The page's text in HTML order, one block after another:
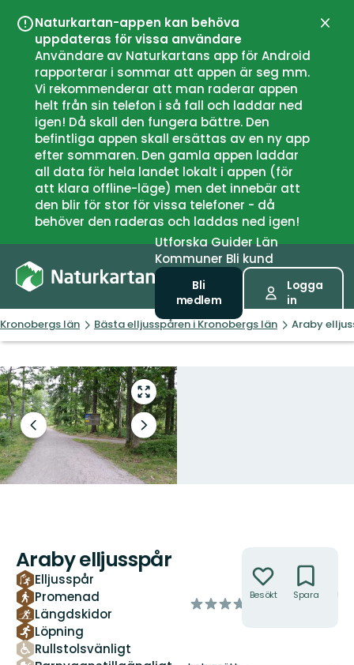
Naturkartan-appen kan behöva
uppdateras för vissa användare
Användare av Naturkartans app för Android
rapporterar i sommar att appen är seg mm.
Vi rekommenderar att man raderar appen
helt från sin telefon i så fall och laddar ned
igen! Då skall den fungera bättre. Den
befintliga appen skall ersättas av en ny app
efter sommaren. Den gamla appen laddar
all data för hela landet lokalt i appen (för
att klara offline-läge) men det innebär att
den blir för stor för vissa telefoner - då
behöver den raderas och laddas ned igen!
UtforskaGuiderLän
Kommuner Bli kund
Bli
medlem
Logga
in
Kronobergs län Bästa elljusspåren i Kronobergs län Araby
Gå
till
helskärmsläge
Föregående
bild
Nästa
bildspel
Araby elljusspår
Elljusspår
Promenad
Längdskidor
Löpning
Rullstolsvänligt
av
Besökt Spara